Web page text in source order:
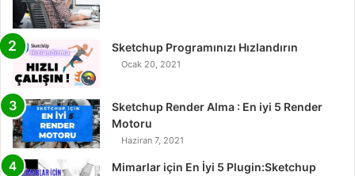
Sketchup Programınızı Hızlandırın
Ocak 20, 2021
Sketchup Render Alma : En iyi 5 Render
Motoru
Haziran 7, 2021
Mimarlar için En İyi 5 Plugin:Sketchup